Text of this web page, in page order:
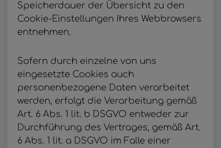
Speicherdauer der Übersicht zu den
Cookie-Einstellungen Ihres Webbrowsers
entnehmen.
Sofern durch einzelne von uns
eingesetzte Cookies auch
personenbezogene Daten verarbeitet
werden, erfolgt die Verarbeitung gemäß
Art. 6 Abs. 1 lit. b DSGVO entweder zur
Durchführung des Vertrages, gemäß Art.
6 Abs. 1 lit. a DSGVO im Falle einer